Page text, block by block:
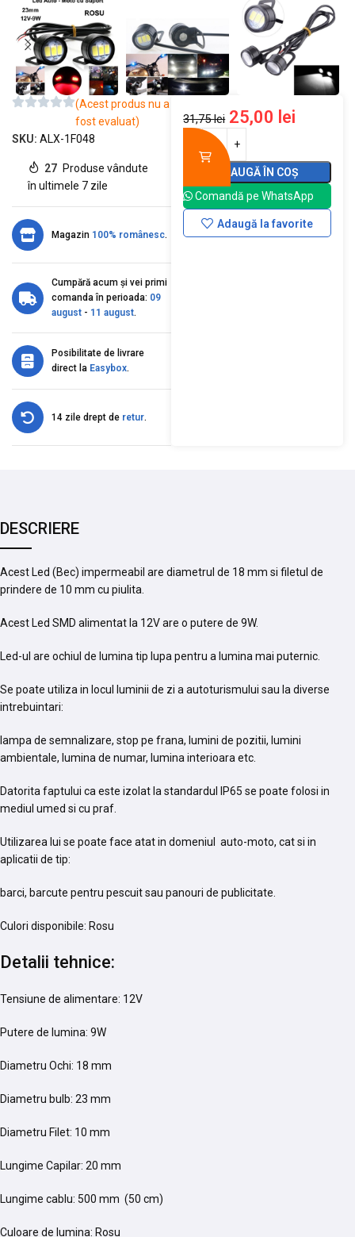
(Acest produs nu a
fost evaluat)
SKU: ALX-1F048
27 Produse vândute
în ultimele 7 zile
Magazin 100% românesc.
Cumpără acum și vei primi
comanda în perioada: 09
august - 11 august.
Posibilitate de livrare
direct la Easybox.
14 zile drept de retur.
31,75lei 25,00 lei
ADAUGĂ ÎN COȘ
Comandă pe WhatsApp
Adaugă la favorite
DESCRIERE
Acest Led (Bec) impermeabil are diametrul de 18 mm si filetul de
prindere de 10 mm cu piulita.
Acest Led SMD alimentat la 12V are o putere de 9W.
Led-ul are ochiul de lumina tip lupa pentru a lumina mai puternic.
Se poate utiliza in locul luminii de zi a autoturismului sau la diverse
intrebuintari:
lampa de semnalizare, stop pe frana, lumini de pozitii, lumini
ambientale, lumina de numar, lumina interioara etc.
Datorita faptului ca este izolat la standardul IP65 se poate folosi in
mediul umed si cu praf.
Utilizarea lui se poate face atat in domeniul auto-moto, cat si in
aplicatii de tip:
barci, barcute pentru pescuit sau panouri de publicitate.
Culori disponibile: Rosu
Detalii tehnice:
Tensiune de alimentare: 12V
Putere de lumina: 9W
Diametru Ochi: 18 mm
Diametru bulb: 23 mm
Diametru Filet: 10 mm
Lungime Capilar: 20 mm
Lungime cablu: 500 mm (50 cm)
Culoare de lumina: Rosu